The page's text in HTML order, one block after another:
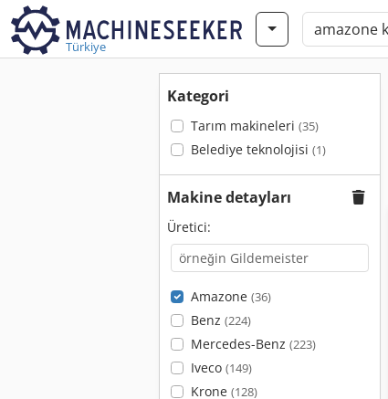
Türkiye
Kategori
Tarım makineleri (35)
Belediye teknolojisi (1)
Makine detayları
Üretici:
Amazone (36)
Benz (224)
Mercedes-Benz (223)
Iveco (149)
Krone (128)